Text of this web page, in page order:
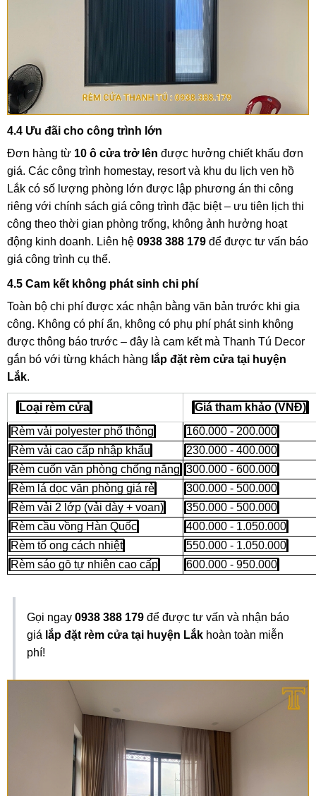
4.4 Ưu đãi cho công trình lớn
Đơn hàng từ 10 ô cửa trở lên được hưởng chiết khấu đơn
giá. Các công trình homestay, resort và khu du lịch ven hồ
Lắk có số lượng phòng lớn được lập phương án thi công
riêng với chính sách giá công trình đặc biệt – ưu tiên lịch thi
công theo thời gian phòng trống, không ảnh hưởng hoạt
động kinh doanh. Liên hệ 0938 388 179 để được tư vấn báo
giá công trình cụ thể.
4.5 Cam kết không phát sinh chi phí
Toàn bộ chi phí được xác nhận bằng văn bản trước khi gia
công. Không có phí ẩn, không có phụ phí phát sinh không
được thông báo trước – đây là cam kết mà Thanh Tú Decor
gắn bó với từng khách hàng lắp đặt rèm cửa tại huyện
Lắk.
Loại rèm cửa
Giá tham khảo (VNĐ)
Rèm vải polyester phổ thông
160.000 - 200.000
Rèm vải cao cấp nhập khẩu
230.000 - 400.000
Rèm cuốn văn phòng chống nắng 300.000 - 600.000
Rèm lá dọc văn phòng giá rẻ
300.000 - 500.000
Rèm vải 2 lớp (vải dày + voan)
350.000 - 500.000
Rèm cầu vồng Hàn Quốc
400.000 - 1.050.000
Rèm tổ ong cách nhiệt
550.000 - 1.050.000
Rèm sáo gỗ tự nhiên cao cấp
600.000 - 950.000
Gọi ngay 0938 388 179 để được tư vấn và nhận báo
giá lắp đặt rèm cửa tại huyện Lắk hoàn toàn miễn
phí!